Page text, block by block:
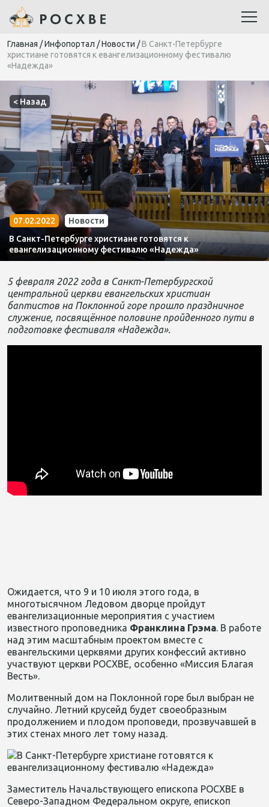
Главная /Инфопортал /Новости /В Санкт-Петербурге
христиане готовятся к евангелизационному фестивалю
«Надежда»
< Назад
07.02.2022
Новости
В Санкт-Петербурге христиане готовятся к
евангелизационному фестивалю «Надежда»
5 февраля 2022 года в Санкт-Петербургской
центральной церкви евангельских христиан
баптистов на Поклонной горе прошло праздничное
служение, посвящённое половине пройденного пути в
подготовке фестиваля «Надежда».
Ожидается, что 9 и 10 июля этого года, в
многотысячном Ледовом дворце пройдут
евангелизационные мероприятия с участием
известного проповедника Франклина Грэма. В работе
над этим масштабным проектом вместе с
евангельскими церквями других конфессий активно
участвуют церкви РОСХВЕ, особенно «Миссия Благая
Весть».
Молитвенный дом на Поклонной горе был выбран не
случайно. Летний крусейд будет своеобразным
продолжением и плодом проповеди, прозвучавшей в
этих стенах много лет тому назад.
Заместитель Начальствующего епископа РОСХВЕ в
Северо-Западном Федеральном округе, епископ